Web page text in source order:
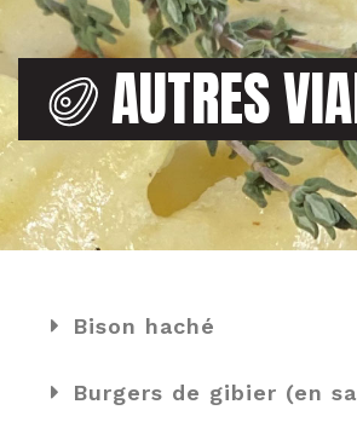
AUTRES
Bison haché
Burgers de gibier (en